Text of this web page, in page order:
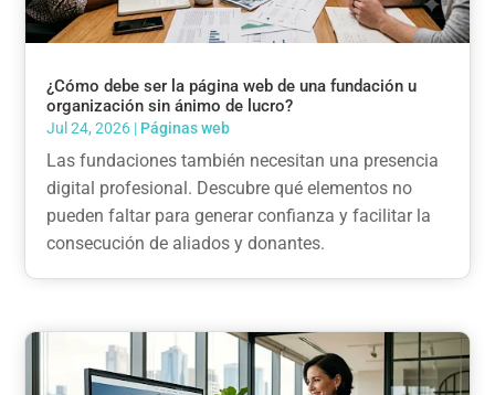
¿Cómo debe ser la página web de una fundación u
organización sin ánimo de lucro?
Jul 24, 2026 | Páginas web
Las fundaciones también necesitan una presencia
digital profesional. Descubre qué elementos no
pueden faltar para generar confianza y facilitar la
consecución de aliados y donantes.